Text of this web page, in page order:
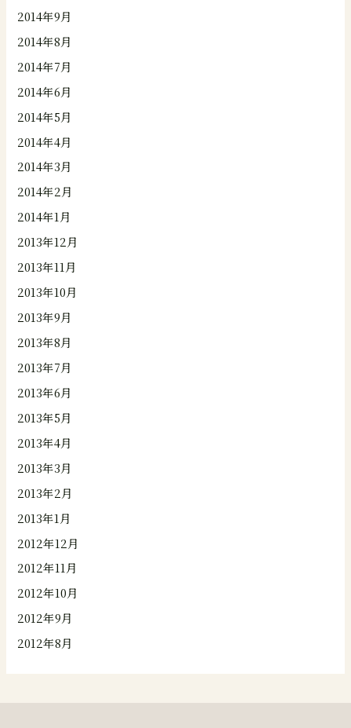
2014年9月
2014年8月
2014年7月
2014年6月
2014年5月
2014年4月
2014年3月
2014年2月
2014年1月
2013年12月
2013年11月
2013年10月
2013年9月
2013年8月
2013年7月
2013年6月
2013年5月
2013年4月
2013年3月
2013年2月
2013年1月
2012年12月
2012年11月
2012年10月
2012年9月
2012年8月